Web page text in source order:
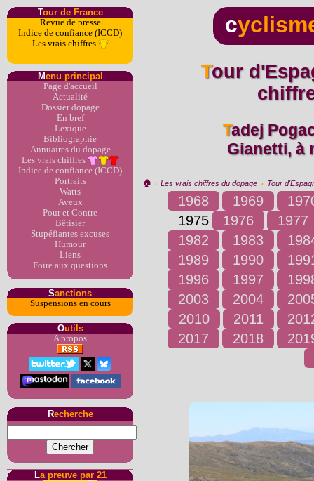
Tour de France
Revue de presse
Indice de confiance (ICCD)
Les vrais chiffres
Menu principal
Page d'accueil
Actualité
Dossier dopage
En bref
Lexique
Bibliographie
Annuaires du dopage
Les vrais chiffres
Indice de confiance (ICCD)
Portraits
Watts
Aveux
Pour et Contre
Bêtisier
Stupéfiantes excuses
Humour
Liens
Foire aux questions
Sanctions
Suspensions en cours
Outils
A propos
Recherche
La preuve par 21
c
Tour d'Espagne 1975 : les vrais
Tadej Pogacar, poulain de Mauro
Gianetti, à
🏠︎ › Les vrais chiffres du dopage › Tour
1968 1969
1975
1976
1977
1982
1983
1989
1990
1996
1997
2003
2004
2010
2011
2017
2018